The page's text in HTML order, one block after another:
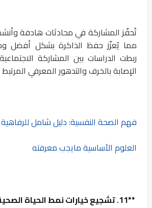
تُحفّز المشاركة في محادثات هادفة
مما يُعزّز حفظ الذاكرة بشكل أفضل
ربطت الدراسات بين المشاركة
الإصابة بالخرف والتدهور المعرفي المرتبط
فهم الصحة النفسية: دليل شامل
العلوم الأساسية مايجب معرفته
**11. تشجيع خيارات نمط الحياة الصحية**